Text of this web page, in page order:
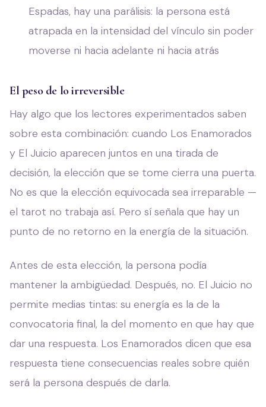
Espadas, hay una parálisis: la persona está
atrapada en la intensidad del vínculo sin poder
moverse ni hacia adelante ni hacia atrás
El peso de lo irreversible
Hay algo que los lectores experimentados saben
sobre esta combinación: cuando Los Enamorados
y El Juicio aparecen juntos en una tirada de
decisión, la elección que se tome cierra una puerta.
No es que la elección equivocada sea irreparable —
el tarot no trabaja así. Pero sí señala que hay un
punto de no retorno en la energía de la situación.
Antes de esta elección, la persona podía
mantener la ambigüedad. Después, no. El Juicio no
permite medias tintas: su energía es la de la
convocatoria final, la del momento en que hay que
dar una respuesta. Los Enamorados dicen que esa
respuesta tiene consecuencias reales sobre quién
será la persona después de darla.